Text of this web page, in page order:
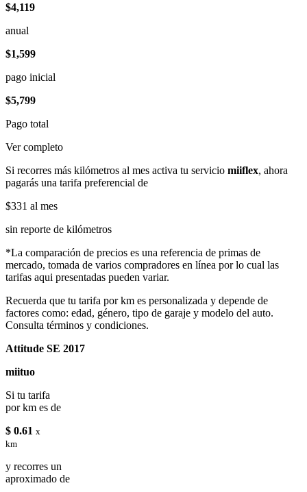
$4,119
anual
$1,599
pago inicial
$5,799
Pago total
Ver completo
Si recorres más kilómetros al mes activa tu servicio miiflex, ahora
pagarás una tarifa preferencial de
$331 al mes
sin reporte de kilómetros
*La comparación de precios es una referencia de primas de
mercado, tomada de varios compradores en línea por lo cual las
tarifas aqui presentadas pueden variar.
Recuerda que tu tarifa por km es personalizada y depende de
factores como: edad, género, tipo de garaje y modelo del auto.
Consulta términos y condiciones.
Attitude SE 2017
miituo
Si tu tarifa
por km es de
$ 0.61 x
km
y recorres un
aproximado de